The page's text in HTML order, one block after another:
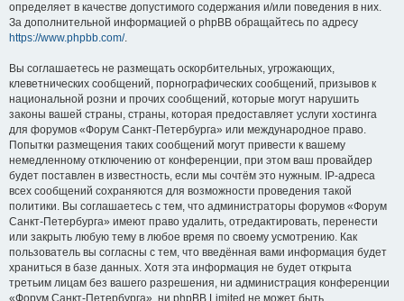
определяет в качестве допустимого содержания и/или поведения в них.
За дополнительной информацией о phpBB обращайтесь по адресу
https://www.phpbb.com/.
Вы соглашаетесь не размещать оскорбительных, угрожающих,
клеветнических сообщений, порнографических сообщений, призывов к
национальной розни и прочих сообщений, которые могут нарушить
законы вашей страны, страны, которая предоставляет услуги хостинга
для форумов «Форум Санкт-Петербурга» или международное право.
Попытки размещения таких сообщений могут привести к вашему
немедленному отключению от конференции, при этом ваш провайдер
будет поставлен в известность, если мы сочтём это нужным. IP-адреса
всех сообщений сохраняются для возможности проведения такой
политики. Вы соглашаетесь с тем, что администраторы форумов «Форум
Санкт-Петербурга» имеют право удалить, отредактировать, перенести
или закрыть любую тему в любое время по своему усмотрению. Как
пользователь вы согласны с тем, что введённая вами информация будет
храниться в базе данных. Хотя эта информация не будет открыта
третьим лицам без вашего разрешения, ни администрация конференции
«Форум Санкт-Петербурга», ни phpBB Limited не может быть